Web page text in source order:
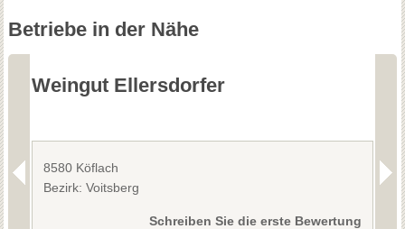
Betriebe in der Nähe
Weingut Ellersdorfer
8580 Köflach
Bezirk: Voitsberg
Schreiben Sie die erste Bewertung